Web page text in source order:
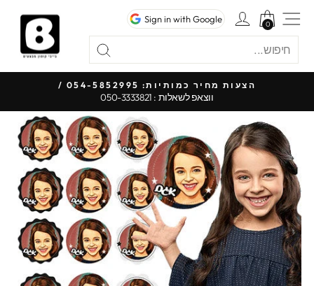
חיפוש
Sign in with Google
כניסה לחשבוןניווט באתר
0
0
עצור
מצגת
הצעות מחיר כמותיות: 054-5852995 /
ווצאפ לשאלות : 050-3333821